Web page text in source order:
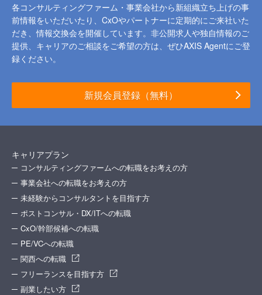
各コンサルティングファーム・事業会社から新組織立ち上げの事
前情報をいただいたり、 CxOやパートナーに定期的にご来社いた
だき、情報交換会を開催しています。 非公開求人や独自情報のご
提供、キャリアのご相談をご希望の方は、ぜひAXIS Agentにご登
録ください。
新規会員登録（無料）
キャリアプラン
コンサルティングファームへの転職をお考えの方
事業会社への転職をお考えの方
未経験からコンサルタントを目指す方
ポストコンサル・DX/ITへの転職
CxO/幹部候補への転職
PE/VCへの転職
関西への転職
フリーランスを目指す方
副業したい方